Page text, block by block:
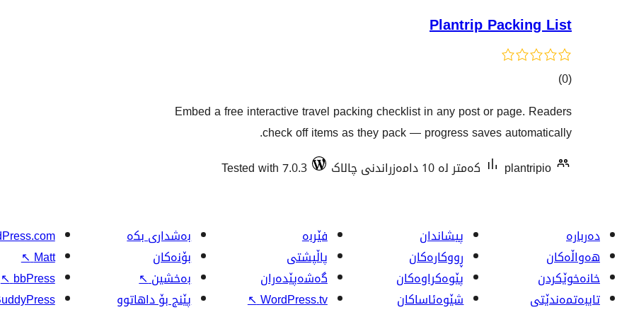
Plantrip Packing List
(0 کۆی
هەڵسەنگاندنەکان
)
Embed a free interactive travel packing checklist in any post or page. Readers
check off items as they pack — progress saves automatically.
plantripio
کەمتر لە 10 دامەزراندنی چالاک Tested with 7.0.3
دەربارە
هەواڵەکان
خانەخوێکردن
تایبەتمەندێتی
پیشاندان
ڕووکاره‌کان
پێوه‌کراوه‌کان
شێوەئاساکان
فێربە
پاڵپشتی
گەشەپێدەران
WordPress.tv
↖
بەشداری بکە
بۆنەکان
بەخشین↖
پێنج بۆ داهاتوو
Matt
↖
bbPress
↖